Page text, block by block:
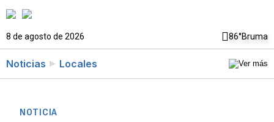
8 de agosto de 2026 86°Bruma
Noticias Locales
NOTICIA